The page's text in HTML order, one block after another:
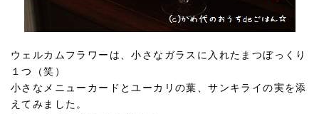
ウェルカムフラワーは、小さなガラスに入れたまつぼっくり
１つ（笑）
小さなメニューカードとユーカリの葉、サンキライの実を添
えてみました。